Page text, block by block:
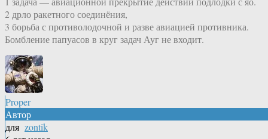
2 дрло ракетного соединёния,
3 борьба с противолодочной и разве авиацией противника.
Бомбление папуасов в круг задач Ауг не входит.
Proper
Автор
для zontik